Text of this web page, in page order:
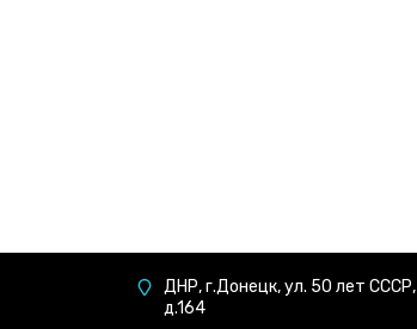
ДНР, г.Донецк, ул. 50 лет СССР,
д.164